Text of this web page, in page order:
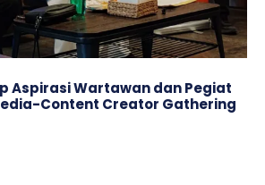
Aspirasi Wartawan dan Pegiat
Content Creator Gathering